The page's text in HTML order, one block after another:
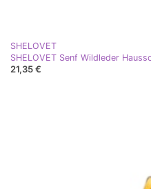
SHELOVET
SHELOVET Senf Wildleder
21,35 €